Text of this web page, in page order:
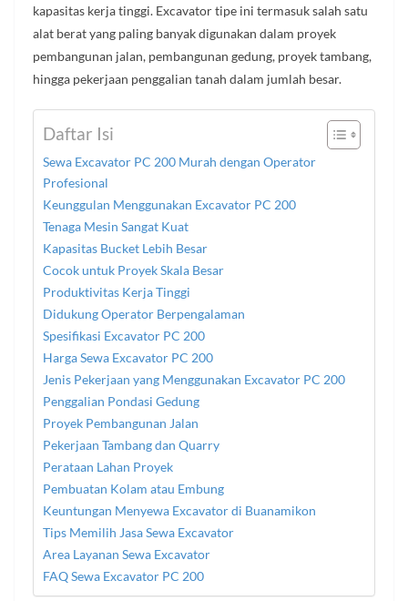
kapasitas kerja tinggi. Excavator tipe ini termasuk salah satu
alat berat yang paling banyak digunakan dalam proyek
pembangunan jalan, pembangunan gedung, proyek tambang,
hingga pekerjaan penggalian tanah dalam jumlah besar.
Daftar Isi
Sewa Excavator PC 200 Murah dengan Operator
Profesional
Keunggulan Menggunakan Excavator PC 200
Tenaga Mesin Sangat Kuat
Kapasitas Bucket Lebih Besar
Cocok untuk Proyek Skala Besar
Produktivitas Kerja Tinggi
Didukung Operator Berpengalaman
Spesifikasi Excavator PC 200
Harga Sewa Excavator PC 200
Jenis Pekerjaan yang Menggunakan Excavator PC 200
Penggalian Pondasi Gedung
Proyek Pembangunan Jalan
Pekerjaan Tambang dan Quarry
Perataan Lahan Proyek
Pembuatan Kolam atau Embung
Keuntungan Menyewa Excavator di Buanamikon
Tips Memilih Jasa Sewa Excavator
Area Layanan Sewa Excavator
FAQ Sewa Excavator PC 200